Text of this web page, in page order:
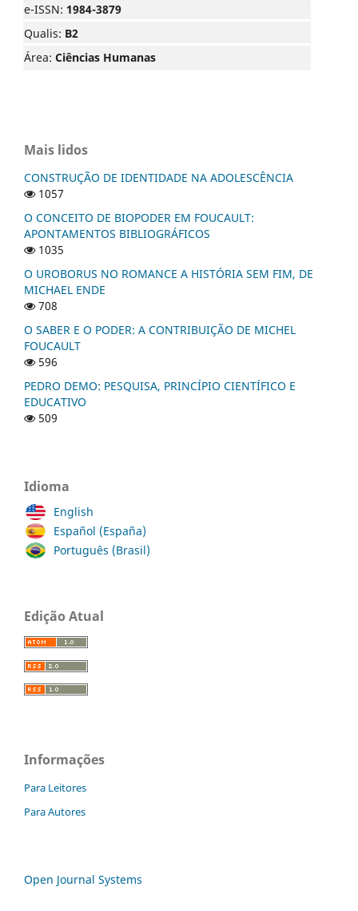
e-ISSN: 1984-3879
Qualis: B2
Área: Ciências Humanas
Mais lidos
CONSTRUÇÃO DE IDENTIDADE NA ADOLESCÊNCIA
1057
O CONCEITO DE BIOPODER EM FOUCAULT:
APONTAMENTOS BIBLIOGRÁFICOS
1035
O UROBORUS NO ROMANCE A HISTÓRIA SEM FIM, DE
MICHAEL ENDE
708
O SABER E O PODER: A CONTRIBUIÇÃO DE MICHEL
FOUCAULT
596
PEDRO DEMO: PESQUISA, PRINCÍPIO CIENTÍFICO E
EDUCATIVO
509
Idioma
English
Español (España)
Português (Brasil)
Edição Atual
Informações
Para Leitores
Para Autores
Open Journal Systems